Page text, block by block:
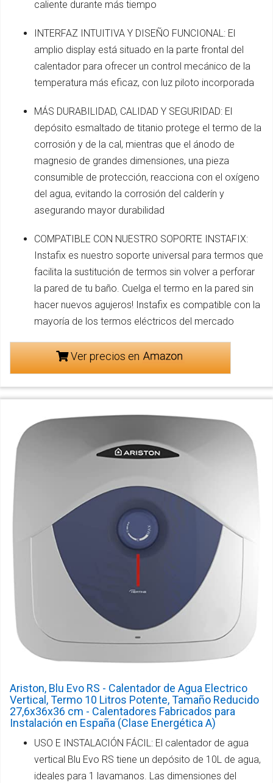
caliente durante más tiempo
INTERFAZ INTUITIVA Y DISEÑO FUNCIONAL: El
amplio display está situado en la parte frontal del
calentador para ofrecer un control mecánico de la
temperatura más eficaz, con luz piloto incorporada
MÁS DURABILIDAD, CALIDAD Y SEGURIDAD: El
depósito esmaltado de titanio protege el termo de la
corrosión y de la cal, mientras que el ánodo de
magnesio de grandes dimensiones, una pieza
consumible de protección, reacciona con el oxígeno
del agua, evitando la corrosión del calderín y
asegurando mayor durabilidad
COMPATIBLE CON NUESTRO SOPORTE INSTAFIX:
Instafix es nuestro soporte universal para termos que
facilita la sustitución de termos sin volver a perforar
la pared de tu baño. Cuelga el termo en la pared sin
hacer nuevos agujeros! Instafix es compatible con la
mayoría de los termos eléctricos del mercado
Ver precios en
Ariston, Blu Evo RS - Calentador de Agua Electrico
Vertical, Termo 10 Litros Potente, Tamaño Reducido
27,6x36x36 cm - Calentadores Fabricados para
Instalación en España (Clase Energética A)
USO E INSTALACIÓN FÁCIL: El calentador de agua
vertical Blu Evo RS tiene un depósito de 10L de agua,
ideales para 1 lavamanos. Las dimensiones del